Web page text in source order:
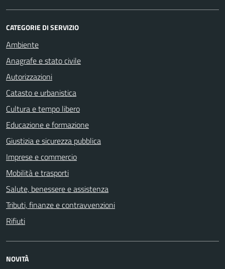
CATEGORIE DI SERVIZIO
Ambiente
Anagrafe e stato civile
Autorizzazioni
Catasto e urbanistica
Cultura e tempo libero
Educazione e formazione
Giustizia e sicurezza pubblica
Imprese e commercio
Mobilità e trasporti
Salute, benessere e assistenza
Tributi, finanze e contravvenzioni
Rifiuti
NOVITÀ